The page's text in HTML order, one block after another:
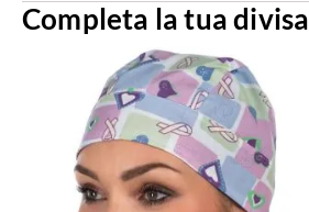
Completa la tua divisa